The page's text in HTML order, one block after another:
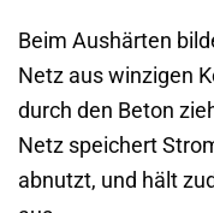
Beim Aushärten
Netz aus winzigen
durch den Beton
Netz speichert
abnutzt, und hält